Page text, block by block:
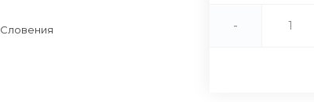
Словения -